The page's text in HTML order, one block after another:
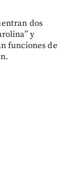
dos
y
funciones de